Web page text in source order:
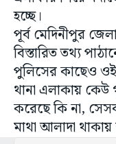
হচ্ছে।
পূর্ব মেদিনীপুর
বিস্তারিত তথ্য
পুলিসের কাছেও
থানা এলাকায়
করেছে কি না,
মাথা আলাদা